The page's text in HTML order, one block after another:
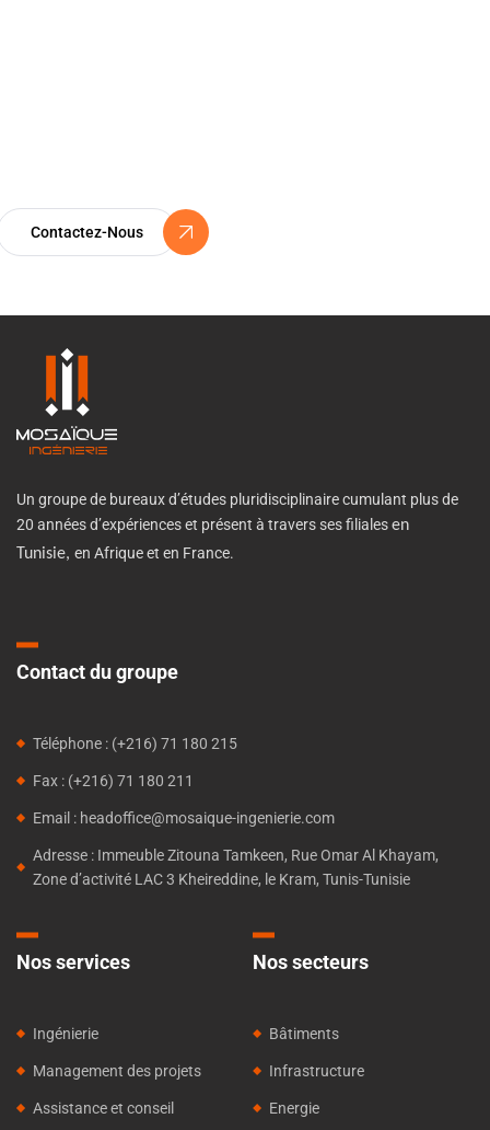
Contactez-Nous
Un groupe de bureaux d’études pluridisciplinaire cumulant plus de
20 années d’expériences et présent à travers ses filialesen
Tunisie, en Afrique et en France.
Nos services
Ingénierie
Management des projets
Assistance et conseil
Nos secteurs
Bâtiments
Infrastructure
Energie
Contact du groupe
Téléphone : (+216) 71 180 215
Fax : (+216) 71 180 211
Email : headoffice@mosaique-ingenierie.com
Adresse : Immeuble Zitouna Tamkeen, Rue Omar Al Khayam,
Zone d’activité LAC 3 Kheireddine, le Kram, Tunis-Tunisie